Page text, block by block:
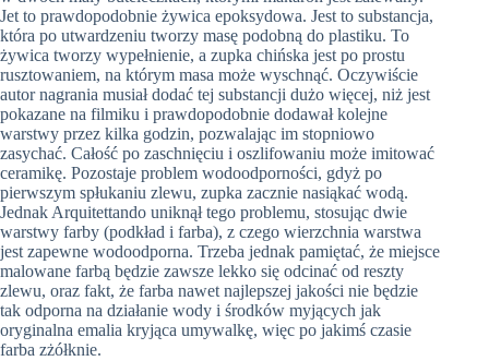
Jet to prawdopodobnie żywica epoksydowa. Jest to substancja,
która po utwardzeniu tworzy masę podobną do plastiku. To
żywica tworzy wypełnienie, a zupka chińska jest po prostu
rusztowaniem, na którym masa może wyschnąć. Oczywiście
autor nagrania musiał dodać tej substancji dużo więcej, niż jest
pokazane na filmiku i prawdopodobnie dodawał kolejne
warstwy przez kilka godzin, pozwalając im stopniowo
zasychać. Całość po zaschnięciu i oszlifowaniu może imitować
ceramikę. Pozostaje problem wodoodporności, gdyż po
pierwszym spłukaniu zlewu, zupka zacznie nasiąkać wodą.
Jednak Arquitettando uniknął tego problemu, stosując dwie
warstwy farby (podkład i farba), z czego wierzchnia warstwa
jest zapewne wodoodporna. Trzeba jednak pamiętać, że miejsce
malowane farbą będzie zawsze lekko się odcinać od reszty
zlewu, oraz fakt, że farba nawet najlepszej jakości nie będzie
tak odporna na działanie wody i środków myjących jak
oryginalna emalia kryjąca umywalkę, więc po jakimś czasie
farba zżółknie.